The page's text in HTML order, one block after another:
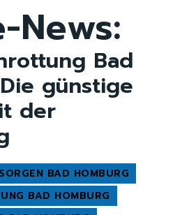
News:
Bad
günstige
der
BAD HOMBURG
BAD HOMBURG